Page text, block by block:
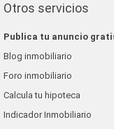
Otros servicios
Publica tu anuncio
Blog inmobiliario
Foro inmobiliario
Calcula tu hipoteca
Indicador Inmobiliario